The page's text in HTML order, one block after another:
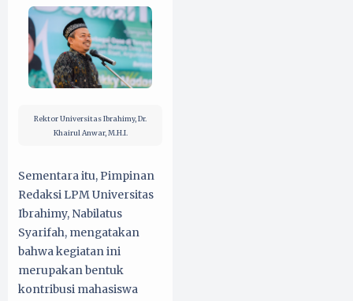
Rektor Universitas Ibrahimy, Dr.
Khairul Anwar, M.H.I.
Sementara itu, Pimpinan
Redaksi LPM Universitas
Ibrahimy, Nabilatus
Syarifah, mengatakan
bahwa kegiatan ini
merupakan bentuk
kontribusi mahasiswa